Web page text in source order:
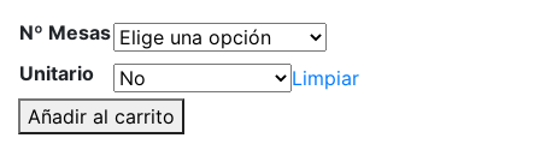
Nº Mesas
Unitario
Limpiar
Número
de
Añadir al carrito